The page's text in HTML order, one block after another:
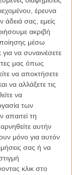
έρευνα
άδειά σας, εμείς
ακριβή
μέσω
να συναινέσετε
μας όπως
να αποκτήσετε
να αλλάξετε τις
να
των
τη
αυτήν
μόνο για αυτόν
σας ή να
κλικ στο
όμως είναι
μία φορά. Η
αποξενωμένης
προσπαθεί να
των ξένων
έχει εξαντληθεί, ο
για να
να έχουν
Call Saul»,
Sisters»), ο Μάικλ
με μία
και χιλιάδες
τους, που